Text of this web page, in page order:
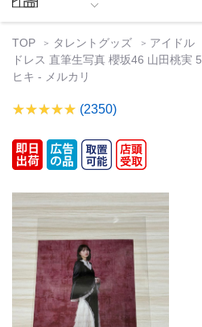
TOP タレントグッズ アイドル
ドレス 直筆生写真 櫻坂46 山田桃実
ヒキ - メルカリ
(2350)